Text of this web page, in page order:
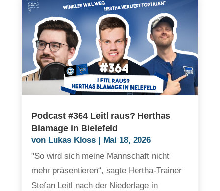
Podcast #364 Leitl raus? Herthas
Blamage in Bielefeld
von Lukas Kloss| Mai 18, 2026
"So wird sich meine Mannschaft nicht
mehr präsentieren“, sagte Hertha-Trainer
Stefan Leitl nach der Niederlage in